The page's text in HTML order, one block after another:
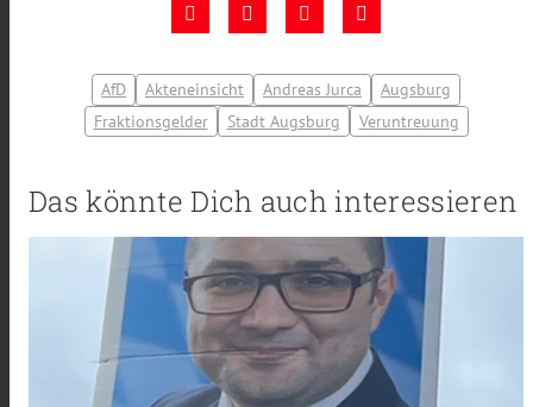
AfD Akteneinsicht Andreas Jurca
Augsburg
Fraktionsgelder
Stadt Augsburg Veruntreuung
Das könnte Dich auch interessieren